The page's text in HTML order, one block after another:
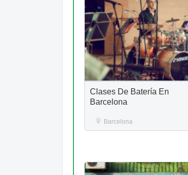
Clases De Batería En
Barcelona
Barcelona